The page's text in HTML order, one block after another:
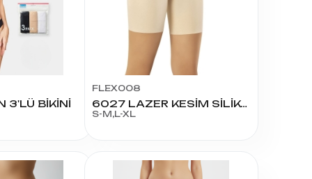
SÜTYEN TAKIM
KADIN
ÇAMAŞIR
3'LÜ BİKİNİ
FLEX008
6027 LAZER KESİM SİLİKONLU BOXER
S-M,L-XL